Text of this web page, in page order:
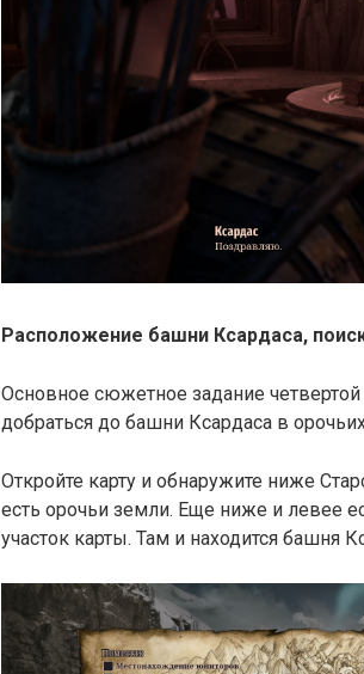
Расположение башни Ксардаса,
Основное сюжетное задание
добраться до башни Ксардаса в
Откройте карту и обнаружите ниже
есть орочьи земли. Еще ниже и левее
участок карты. Там и находится башня